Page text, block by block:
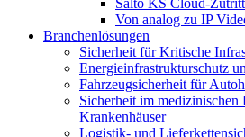
Salto KS Cloud-
Von analog zu IP
Branchenlösungen
Sicherheit für Kritische
Energieinfrastrukturschutz
Fahrzeugsicherheit für
Sicherheit im medizinischen
Krankenhäuser
Logistik- und